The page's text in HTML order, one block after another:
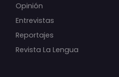
Opinión
Entrevistas
Reportajes
Revista La Lengua